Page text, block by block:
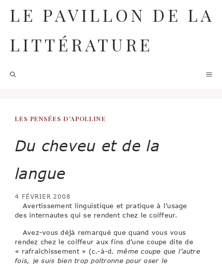
contenu
LE PAVILLON DE LA
LITTÉRATURE
LES PENSÉES D'APOLLINE
Du cheveu et de la
langue
4 FÉVRIER 2008
Avertissement linguistique et pratique à l’usage
des internautes qui se rendent chez le coiffeur.
Avez-vous déjà remarqué que quand vous vous
rendez chez le coiffeur aux fins d’une coupe dite de
« rafraîchissement » (c.-à-d. même coupe que l’autre
fois, je suis bien trop poltronne pour oser le